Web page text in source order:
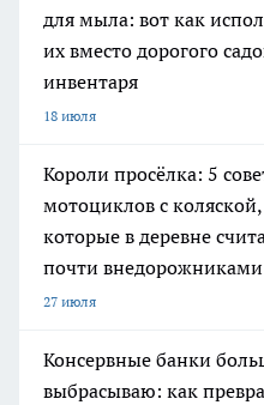
для мыла: вот как
их вместо дорогого
инвентаря
18 июля
Короли просёлка: 5
мотоциклов с коляской,
которые в деревне
почти внедорожниками
27 июля
Консервные банки
выбрасываю: как